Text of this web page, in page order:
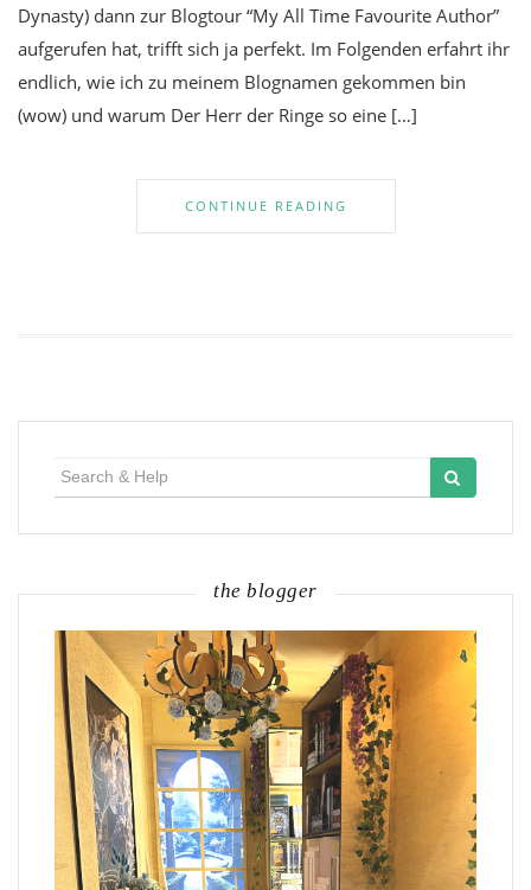
Dynasty) dann zur Blogtour “My All Time Favourite Author”
aufgerufen hat, trifft sich ja perfekt. Im Folgenden erfahrt ihr
endlich, wie ich zu meinem Blognamen gekommen bin
(wow) und warum Der Herr der Ringe so eine […]
CONTINUE READING
the blogger